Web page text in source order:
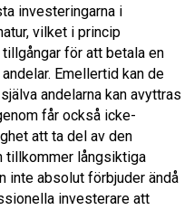
investeringarna i
vilket i princip
för att betala en
Emellertid kan de
andelarna kan avyttras
får också icke-
att ta del av den
tillkommer långsiktiga
inte absolut förbjuder ändå
investerare att